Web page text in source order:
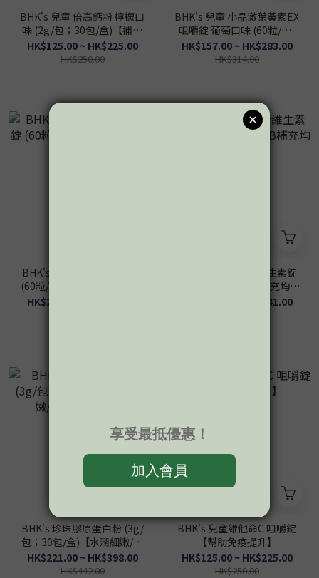
BHK's 兒童 倍高鈣粉 檸檬口
味 (2g/包；30包/盒)【補足
成長所需鈣質】
HK$125.00 ~ HK$225.00
HK$250.00
BHK's 兒童 小晶澈葉黃素EX
咀嚼錠 葡萄口味 (60粒/盒)
【含花青素/保護孩子視力】
HK$157.00 ~ HK$283.00
HK$314.00
BHK's 紅萃蔓越莓益生菌錠
(60粒/瓶)【私密呵護 清爽舒
HK$221.00 ~ HK$398.00
BHK's 孕媽咪綜合維生素錠
(60粒/盒)【孕婦BB補充均衡
HK$189.00 ~ HK$341.00
BHK's 珍珠膠原蛋白粉 (3g/
包；30包/盒)【水潤細嫩/適
合輕熟齡肌】
HK$221.00 ~ HK$398.00
HK$442.00
BHK's 兒童維他命C 咀嚼錠
【幫助免疫提升】
HK$125.00 ~ HK$225.00
HK$250.00